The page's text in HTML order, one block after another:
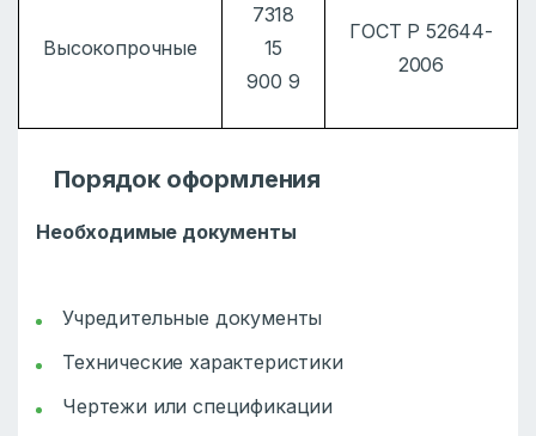
Высокопрочные
7318
15
900 9
ГОСТ Р 52644-
2006
Порядок оформления
Необходимые документы
Учредительные документы
Технические характеристики
Чертежи или спецификации